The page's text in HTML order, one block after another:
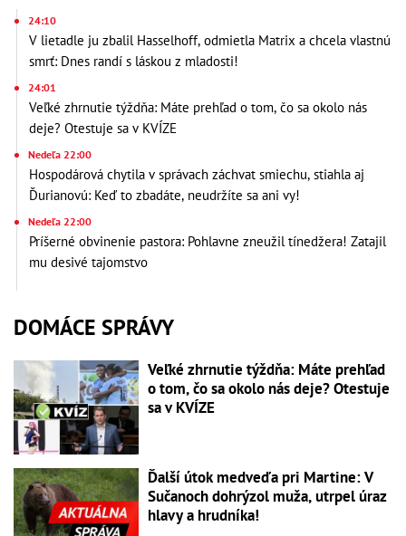
24:10
V lietadle ju zbalil Hasselhoff, odmietla Matrix a chcela vlastnú
smrť: Dnes randí s láskou z mladosti!
24:01
Veľké zhrnutie týždňa: Máte prehľad o tom, čo sa okolo nás
deje? Otestuje sa v KVÍZE
Nedeľa 22:00
Hospodárová chytila v správach záchvat smiechu, stiahla aj
Ďurianovú: Keď to zbadáte, neudržíte sa ani vy!
Nedeľa 22:00
Príšerné obvinenie pastora: Pohlavne zneužil tínedžera! Zatajil
mu desivé tajomstvo
DOMÁCE SPRÁVY
Veľké zhrnutie týždňa: Máte prehľad
o tom, čo sa okolo nás deje? Otestuje
sa v KVÍZE
Ďalší útok medveďa pri Martine: V
Sučanoch dohrýzol muža, utrpel úraz
hlavy a hrudníka!